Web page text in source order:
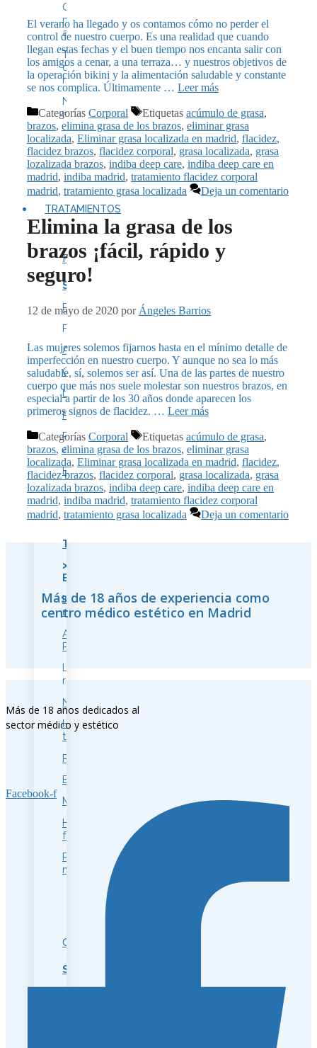
Centro
médico
autorizado
Trabaja
con
nosotros
Nuestras
marcas
TRATAMIENTOS
FACIAL
Síntoma
Rejuvenecimiento
Flacidez
Arrugas
Ojeras
Labios
Pómulos
Piel
apagada
Bruxismo
Tratamiento
>
Endolifting
Indiba
médico
Accent
Prime
Láser
rejuvenecimiento
Neuromoduladores
Hilos
tensores
Rellenos
Bioestimulación
Mesoterapia
Hydra
facial
Peeling
médico
CORPORAL
Síntoma
>
El verano ha llegado y os contamos cómo no perder el
control de nuestro cuerpo. Es una realidad que cuando
llegan estas fechas y el buen tiempo nos encanta salir con
los amigos a cenar, a una terraza… y nuestros objetivos de
la operación bikini y la alimentación saludable y constante
se nos complica. Últimamente … Leer más
Categorías Corporal Etiquetas acúmulo de grasa,
brazos, elimina grasa de los brazos, eliminar grasa
localizada, Eliminar grasa localizada en madrid, flacidez,
flacidez brazos, flacidez corporal, grasa localizada, grasa
lozalizada brazos, indiba deep care, indiba deep care en
madrid, indiba madrid, tratamiento flacidez corporal
madrid, tratamiento grasa localizada Deja un comentario
Elimina la grasa de los
brazos ¡fácil, rápido y
seguro!
12 de mayo de 2020 por Ángeles Barrios
Las mujeres solemos fijarnos hasta en el mínimo detalle de
imperfección en nuestro cuerpo. Y aunque no sea lo más
saludable, sí, solemos ser así. Una de las partes de nuestro
cuerpo que más nos suele molestar son nuestros brazos, en
especial a partir de los 30 años donde aparecen los
primeros signos de flacidez. … Leer más
Categorías Corporal Etiquetas acúmulo de grasa,
brazos, elimina grasa de los brazos, eliminar grasa
localizada, Eliminar grasa localizada en madrid, flacidez,
flacidez brazos, flacidez corporal, grasa localizada, grasa
lozalizada brazos, indiba deep care, indiba deep care en
madrid, indiba madrid, tratamiento flacidez corporal
madrid, tratamiento grasa localizada Deja un comentario
Más de 18 años de experiencia como
centro médico estético en Madrid
Más de 18 años dedicados al
sector médico y estético
Facebook-f